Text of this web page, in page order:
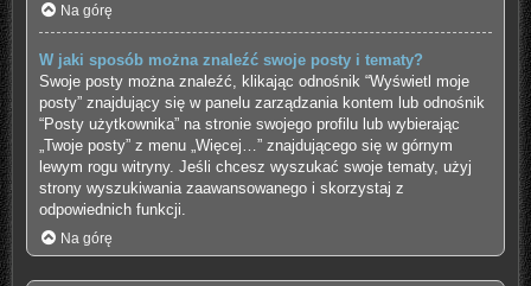
Na górę
W jaki sposób można znaleźć swoje posty i tematy?
Swoje posty można znaleźć, klikając odnośnik “Wyświetl moje
posty” znajdujący się w panelu zarządzania kontem lub odnośnik
“Posty użytkownika” na stronie swojego profilu lub wybierając
„Twoje posty” z menu „Więcej…” znajdującego się w górnym
lewym rogu witryny. Jeśli chcesz wyszukać swoje tematy, użyj
strony wyszukiwania zaawansowanego i skorzystaj z
odpowiednich funkcji.
Na górę